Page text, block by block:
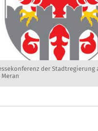
der Stadtregierung